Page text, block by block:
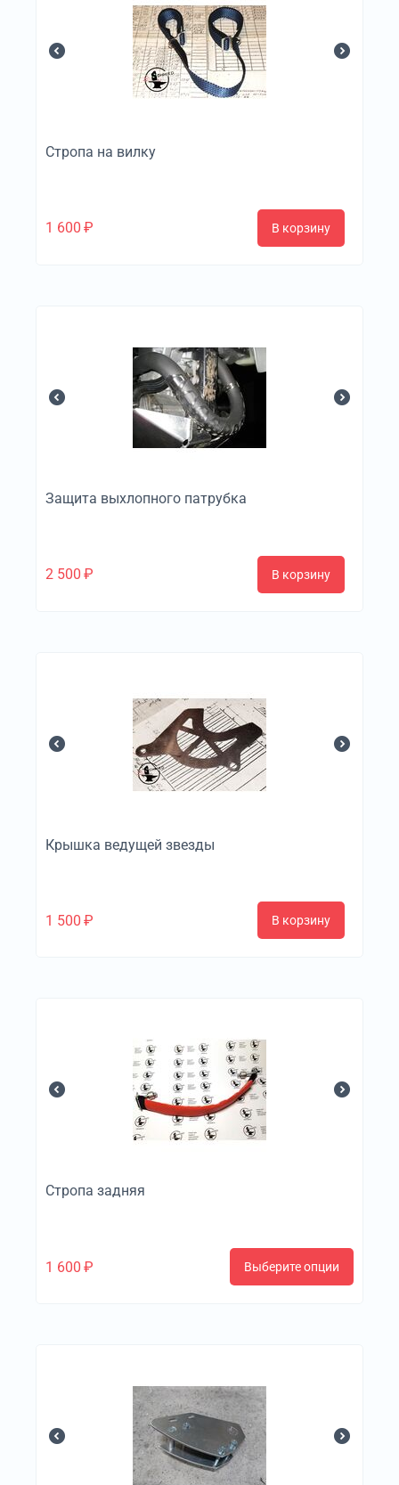
Стропа на вилку
1 600 ₽ В корзину
Защита выхлопного патрубка
2 500 ₽ В корзину
Крышка ведущей звезды
1 500 ₽ В корзину
Стропа задняя
1 600 ₽ Выберите опции